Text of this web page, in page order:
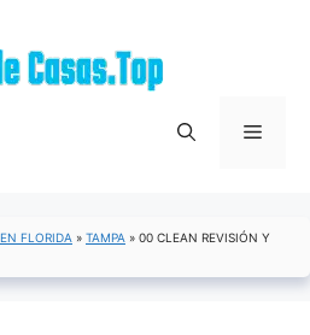
Menú
FLORIDA » TAMPA » 00 CLEAN REVISIÓN Y